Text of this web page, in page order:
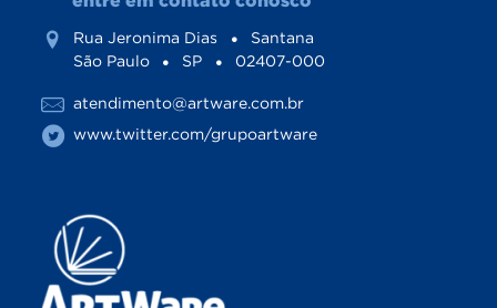
Rua Jeronima Dias
Santana
São Paulo
SP 02407-000
atendimento@artware.com.br
www.twitter.com/grupoartware